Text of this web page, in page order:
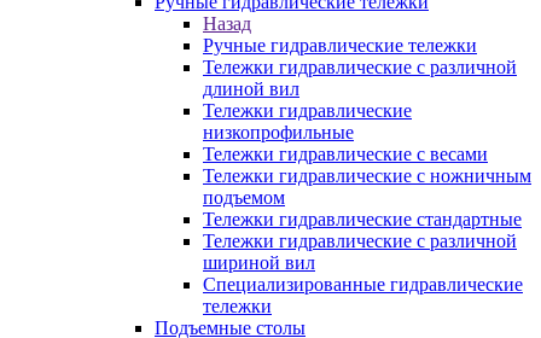
Назад
Ручные гидравлические тележки
Тележки гидравлические с различной
длиной вил
Тележки гидравлические
низкопрофильные
Тележки гидравлические с весами
Тележки гидравлические с ножничным
подъемом
Тележки гидравлические стандартные
Тележки гидравлические с различной
шириной вил
Специализированные гидравлические
тележки
Подъемные столы